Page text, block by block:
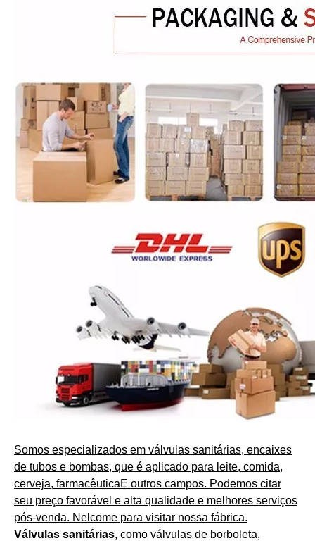
Somos especializados em válvulas sanitárias, encaixes
de tubos e bombas, que é aplicado para leite, comida,
cerveja, farmacêuticaE outros campos. Podemos citar
seu preço favorável e alta qualidade e melhores serviços
pós-venda. Nelcome para visitar nossa fábrica.
Válvulas sanitárias, como válvulas de borboleta,